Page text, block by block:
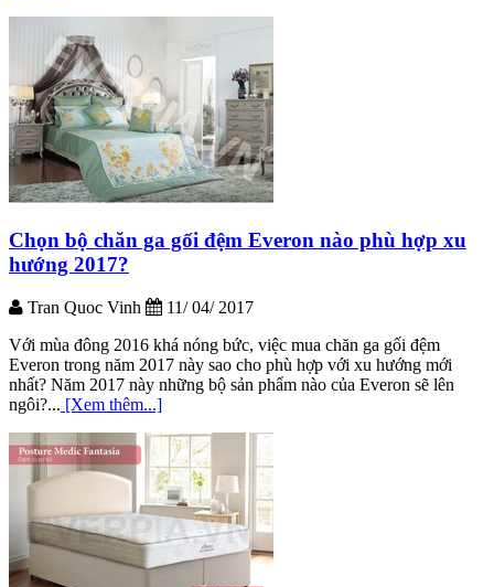
Chọn bộ chăn ga gối đệm Everon nào phù hợp xu
hướng 2017?
Tran Quoc Vinh
11/ 04/ 2017
Với mùa đông 2016 khá nóng bức, việc mua chăn ga gối đệm
Everon trong năm 2017 này sao cho phù hợp với xu hướng mới
nhất? Năm 2017 này những bộ sản phẩm nào của Everon sẽ lên
ngôi?... [Xem thêm...]